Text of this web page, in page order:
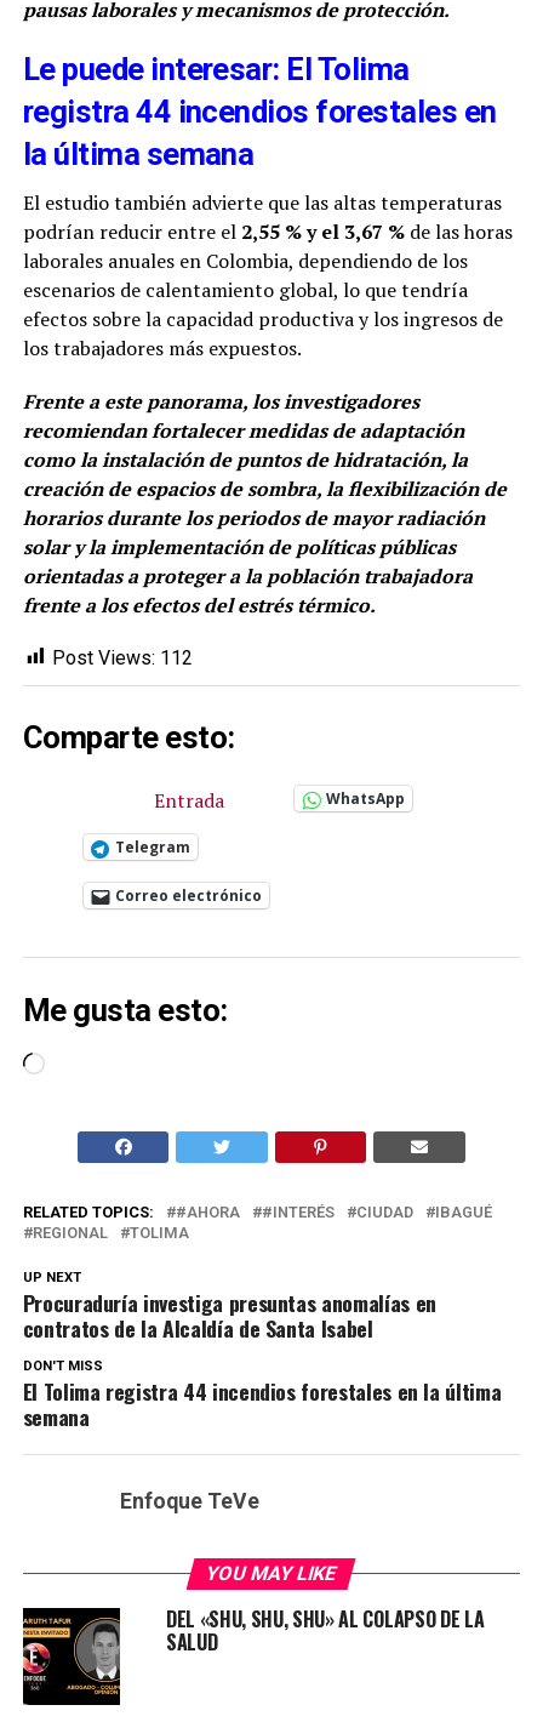
pausas laborales y mecanismos de protección.
Le puede interesar: El Tolima
registra 44 incendios forestales en
la última semana
El estudio también advierte que las altas temperaturas
podrían reducir entre el 2,55 % y el 3,67 %de las horas
laborales anuales en Colombia, dependiendo de los
escenarios de calentamiento global, lo que tendría
efectos sobre la capacidad productiva y los ingresos de
los trabajadores más expuestos.
Frente a este panorama, los investigadores
recomiendan fortalecer medidas de adaptación
como la instalación de puntos de hidratación, la
creación de espacios de sombra, la flexibilización de
horarios durante los periodos de mayor radiación
solar y la implementación de políticas públicas
orientadas a proteger a la población trabajadora
frente a los efectos del estrés térmico.
Post Views: 112
Comparte esto:
Entrada WhatsApp
Telegram
Correo electrónico
Me gusta esto:
Cargando...
RELATED TOPICS: #AHORA #INTERÉS CIUDAD
IBAGUÉ
REGIONAL
TOLIMA
UP NEXT
Procuraduría investiga presuntas anomalías en
contratos de la Alcaldía de Santa Isabel
DON'T MISS
El Tolima registra 44 incendios forestales en la última
semana
Enfoque TeVe
YOU MAY LIKE
DEL «SHU, SHU, SHU» AL COLAPSO DE LA
SALUD